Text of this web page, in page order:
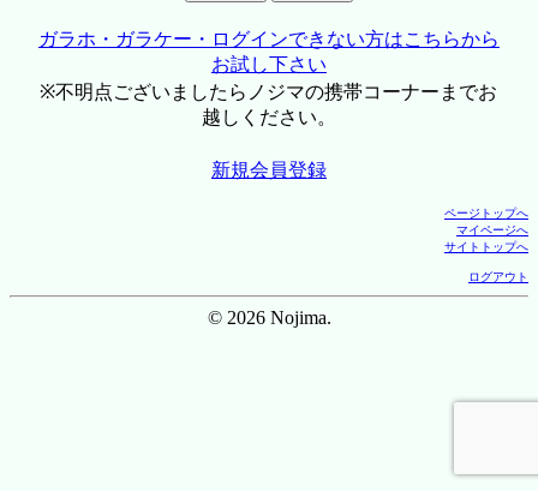
ガラホ・ガラケー・ログインできない方はこちらから
お試し下さい
※不明点ございましたらノジマの携帯コーナーまでお
越しください。
新規会員登録
ページトップへ
マイページへ
サイトトップへ
ログアウト
© 2026 Nojima.